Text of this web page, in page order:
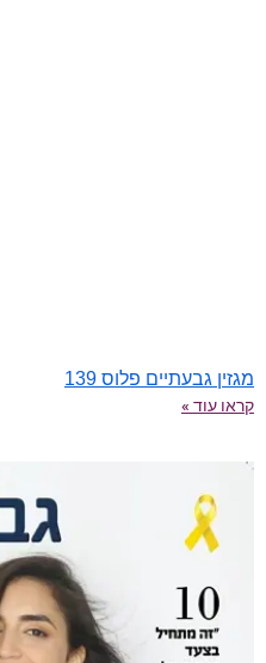
מגזין גבעתיים פלוס 139
קראו עוד »